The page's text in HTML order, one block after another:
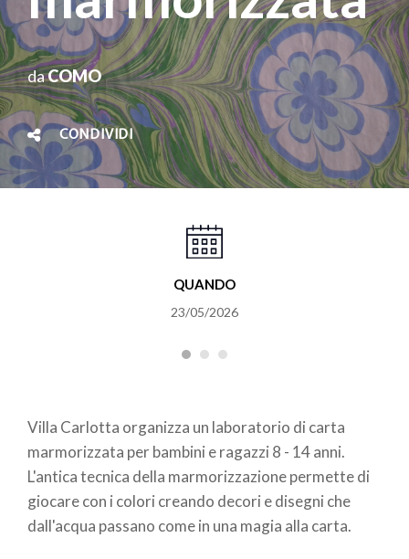
daCOMO
CONDIVIDI
QUANDO
23/05/2026
Villa Carlotta organizza un laboratorio di carta
marmorizzata per bambini e ragazzi 8 - 14 anni.
L'antica tecnica della marmorizzazione permette di
giocare con i colori creando decori e disegni che
dall'acqua passano come in una magia alla carta.